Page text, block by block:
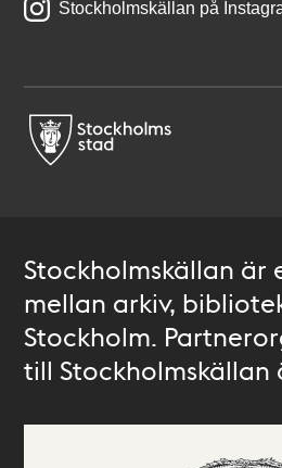
Stockholmskällan på
Stockholmskällan är
mellan arkiv,
Stockholm.
till Stockholmskällan